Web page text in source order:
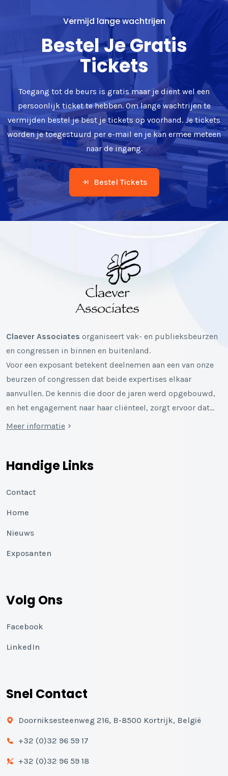
Vermijd lange wachtrijen
Bestel Je Gratis
Tickets
Toegang tot de beurs is gratis maar je dient wel een
persoonlijk ticket te hebben. Om lange wachtrijen te
vermijden bestel je best je tickets op voorhand. Je tickets
worden je toegestuurd per e-mail en je kan ermee meteen
naar de ingang.
Bestel Tickets
Claever Associates organiseert vak- en publieksbeurzen
en congressen in binnen en buitenland.
Voor een exposant betekent deelnemen aan een van onze
beurzen of congressen dat beide expertises elkaar
aanvullen. De kennis die door de jaren werd opgebouwd,
en het engagement naar haar cliënteel, zorgt ervoor dat…
Meer informatie
Handige Links
Contact
Home
Nieuws
Exposanten
Volg Ons
Facebook
LinkedIn
Snel Contact
Doorniksesteenweg 216, B-8500 Kortrijk, België
+32 (0)32 96 59 17
+32 (0)32 96 59 18